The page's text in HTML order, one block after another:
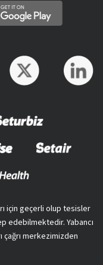
için geçerli olup tesisler
edebilmektedir. Yabancı
merkezimizden